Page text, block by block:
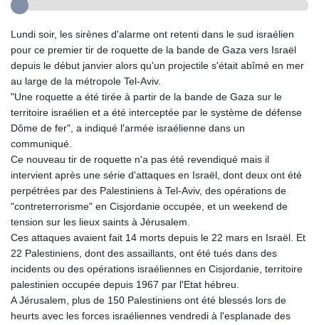
Lundi soir, les sirènes d'alarme ont retenti dans le sud israélien
pour ce premier tir de roquette de la bande de Gaza vers Israël
depuis le début janvier alors qu'un projectile s'était abîmé en mer
au large de la métropole Tel-Aviv.
"Une roquette a été tirée à partir de la bande de Gaza sur le
territoire israélien et a été interceptée par le système de défense
Dôme de fer", a indiqué l'armée israélienne dans un
communiqué.
Ce nouveau tir de roquette n'a pas été revendiqué mais il
intervient après une série d'attaques en Israël, dont deux ont été
perpétrées par des Palestiniens à Tel-Aviv, des opérations de
"contreterrorisme" en Cisjordanie occupée, et un weekend de
tension sur les lieux saints à Jérusalem.
Ces attaques avaient fait 14 morts depuis le 22 mars en Israël. Et
22 Palestiniens, dont des assaillants, ont été tués dans des
incidents ou des opérations israéliennes en Cisjordanie, territoire
palestinien occupée depuis 1967 par l'Etat hébreu.
A Jérusalem, plus de 150 Palestiniens ont été blessés lors de
heurts avec les forces israéliennes vendredi à l'esplanade des